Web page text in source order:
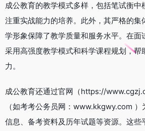
成公教育的教学模式多样，包括笔试衡中
注重实战能力的培养。此外，其严格的集
学形象保障了教学质量和服务水平。在面
采用高强度教学模式和科学课程规划，帮
力。
成公教育还通过官网（https://
（如考考公务员网：www.kkgwy.com
信息、备考资料及历年试题等资源。这些